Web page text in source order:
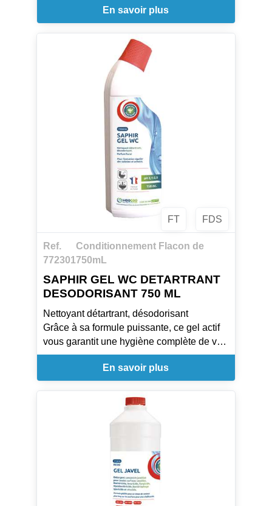
Par sa viscosité contrôlée, il adhère aux
parois verticales et agit plus longtemps. Il
redonne aux surfaces leur éclat naturel. Il
laisse une agréable odeur de frais.Sans
danger pour les fosses septiques.
Produit possédant le label écologique de
l'Union Européenne accordé aux produits
qui satisfont aux exigences
environnementales.
En savoir plus
FT FDS
Ref.
772301
Conditionnement Flacon de
750mL
SAPHIR GEL WC DETARTRANT
DESODORISANT 750 ML
Nettoyant détartrant, désodorisant
Grâce à sa formule puissante, ce gel actif
vous garantit une hygiène complète de vos
toilettes. Détartre et assainit les cuvettes de
WC, urinoirs, pourtours de robinetteries.
Laisse une odeur de fraîcheur et ravive la
Sans danger pour les fosses septiques
dans les conditions normales d'utilisation
En savoir plus